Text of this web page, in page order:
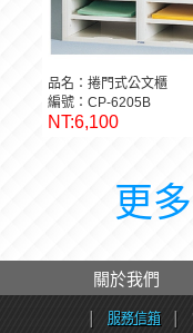
品名：捲門式公文櫃
編號：CP-6205B
NT:6,100
更
關於我們
服務信箱